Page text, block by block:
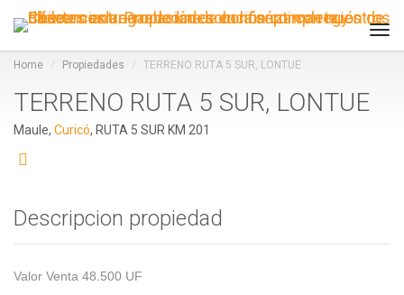
Home Propiedades TERRENO RUTA 5 SUR, LONTUE
TERRENO RUTA 5 SUR, LONTUE
Maule, Curicó, RUTA 5 SUR KM 201
Descripcion propiedad
Valor Venta 48.500 UF